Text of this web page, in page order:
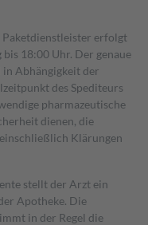
Paketdienstleister erfolgt
18:00 Uhr. Der genaue
in Abhängigkeit der
des Spediteurs
pharmazeutische
dienen, die
Klärungen
stellt der Arzt ein
Apotheke. Die
in der Regel die